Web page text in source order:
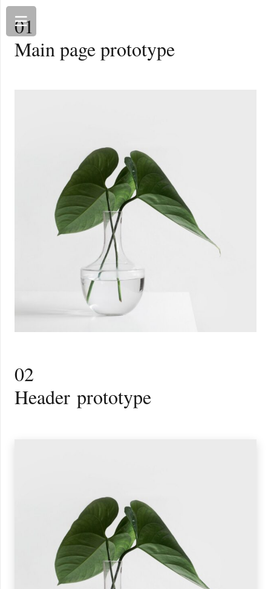
01
Main page prototype
02
Header prototype